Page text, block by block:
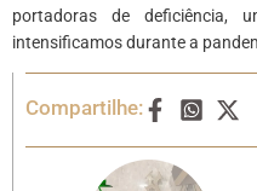
portadoras de deficiência,
intensificamos durante a
Compartilhe: